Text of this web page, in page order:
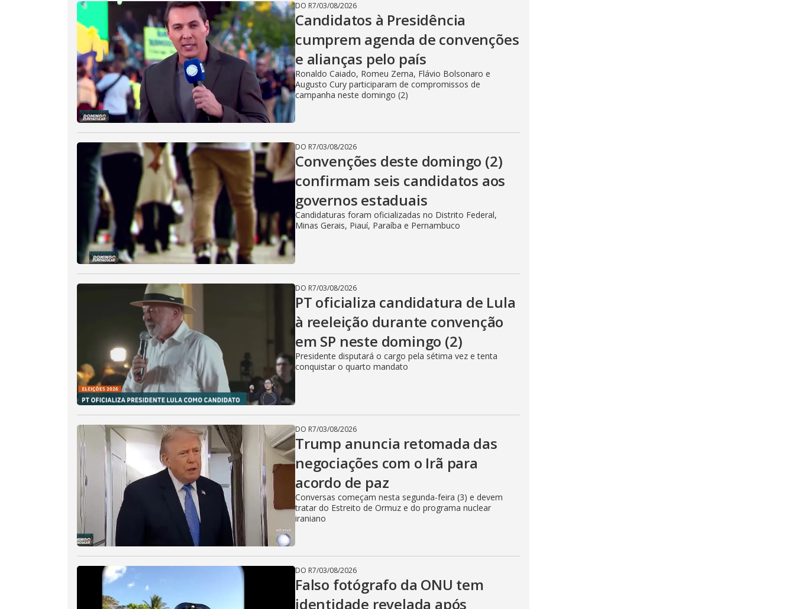
DO R7/03/08/2026
Candidatos à Presidência
cumprem agenda de convenções
e alianças pelo país
Ronaldo Caiado, Romeu Zema, Flávio Bolsonaro e
Augusto Cury participaram de compromissos de
campanha neste domingo (2)
DO R7/03/08/2026
Convenções deste domingo (2)
confirmam seis candidatos aos
governos estaduais
Candidaturas foram oficializadas no Distrito Federal,
Minas Gerais, Piauí, Paraíba e Pernambuco
DO R7/03/08/2026
PT oficializa candidatura de Lula
à reeleição durante convenção
em SP neste domingo (2)
Presidente disputará o cargo pela sétima vez e tenta
conquistar o quarto mandato
DO R7/03/08/2026
Trump anuncia retomada das
negociações com o Irã para
acordo de paz
Conversas começam nesta segunda-feira (3) e devem
tratar do Estreito de Ormuz e do programa nuclear
iraniano
DO R7/03/08/2026
Falso fotógrafo da ONU tem
identidade revelada após